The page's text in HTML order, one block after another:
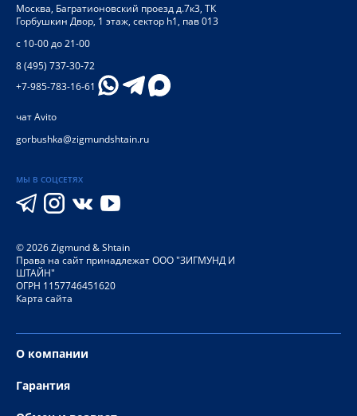
Москва, Багратионовский проезд д.7к3, ТК
Горбушкин Двор, 1 этаж, сектор h1, пав 013
с 10-00 до 21-00
8 (495) 737-30-72
+7-985-783-16-61
чат Avito
gorbushka@zigmundshtain.ru
МЫ В СОЦСЕТЯХ
©2026Zigmund & Shtain
Права на сайт принадлежат ООО "ЗИГМУНД И
ШТАЙН"
ОГРН 1157746451620
Карта сайта
О компании
Гарантия